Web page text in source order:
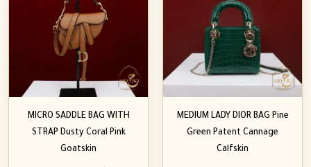
MEDIUM LADY DIOR BAG Pine
Green Patent Cannage
Calfskin
MICRO SADDLE BAG WITH
STRAP Dusty Coral Pink
Goatskin